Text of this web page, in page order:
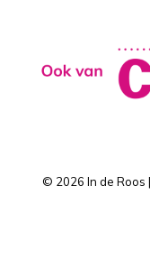
© 2026 In de Roos |